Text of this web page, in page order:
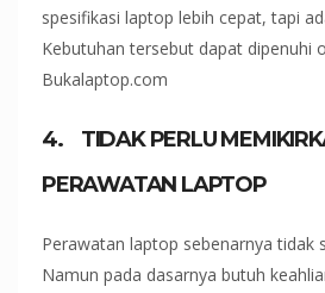
spesifikasi laptop lebih cepat, tapi
Kebutuhan tersebut dapat dipenuhi
Bukalaptop.com
4. TIDAK PERLU
PERAWATAN LAPTOP
Perawatan laptop sebenarnya tidak
Namun pada dasarnya butuh